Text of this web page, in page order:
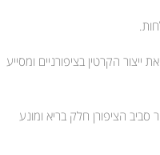
ייצור הקרטין בציפורניים ומסייע
סביב הציפורן חלק בריא ומונע